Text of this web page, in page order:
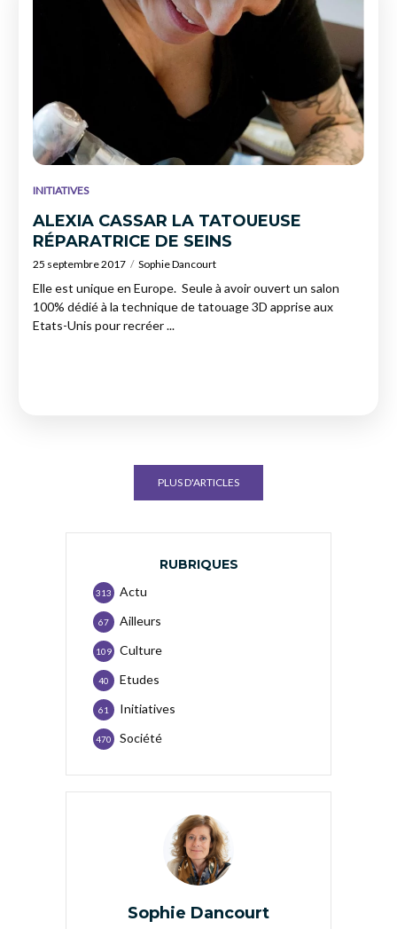
INITIATIVES
ALEXIA CASSAR LA TATOUEUSE
RÉPARATRICE DE SEINS
25 septembre 2017 Sophie Dancourt
Elle est unique en Europe. Seule à avoir ouvert un salon
100% dédié à la technique de tatouage 3D apprise aux
Etats-Unis pour recréer ...
PLUS D'ARTICLES
RUBRIQUES
Actu
313
Ailleurs
67
Culture
109
Etudes
40
Initiatives
61
Société
470
Sophie Dancourt